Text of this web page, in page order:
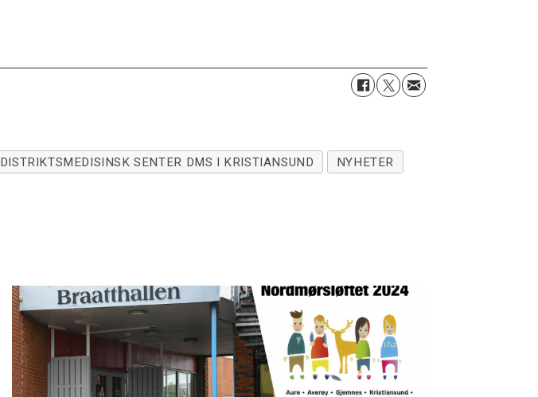
DISTRIKTSMEDISINSK SENTER DMS I KRISTIANSUND
NYHETER